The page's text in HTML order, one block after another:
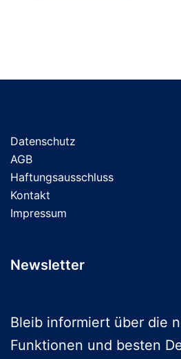
Datenschutz
AGB
Haftungsausschluss
Kontakt
Impressum
Newsletter
Bleib informiert über die
Funktionen und besten